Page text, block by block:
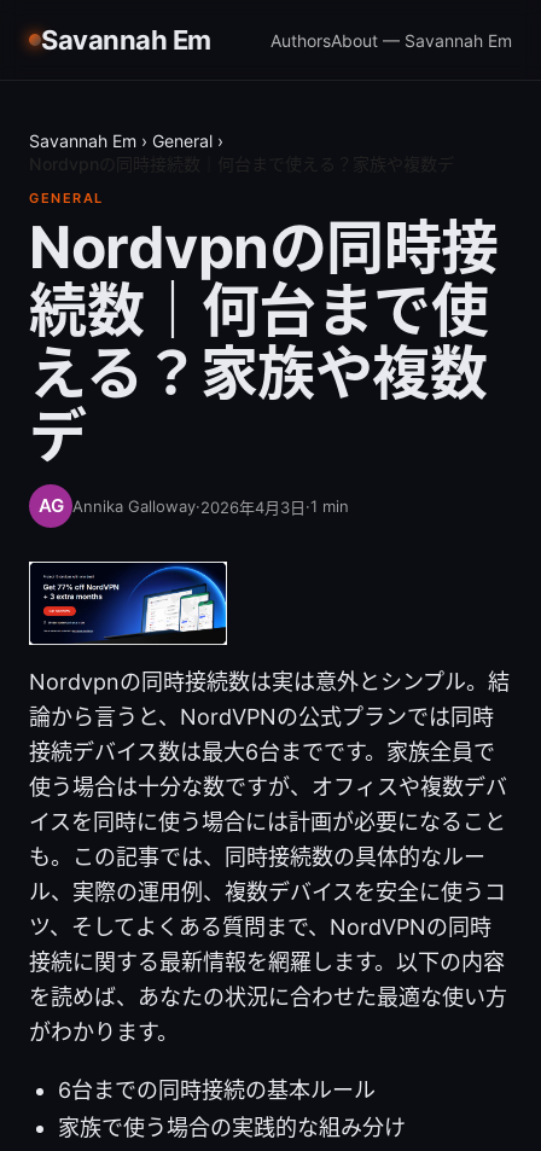
Savannah Em AuthorsAbout — Savannah Em
Savannah Em › General ›
GENERAL
Nordvpnの同時接
続数｜何台まで使
える？家族や複数
デ
Annika Galloway·2026年4月3日·1 min
Nordvpnの同時接続数は実は意外とシンプル。結
論から言うと、NordVPNの公式プランでは同時
接続デバイス数は最大6台までです。家族全員で
使う場合は十分な数ですが、オフィスや複数デバ
イスを同時に使う場合には計画が必要になること
も。この記事では、同時接続数の具体的なルー
ル、実際の運用例、複数デバイスを安全に使うコ
ツ、そしてよくある質問まで、NordVPNの同時
接続に関する最新情報を網羅します。以下の内容
を読めば、あなたの状況に合わせた最適な使い方
がわかります。
6台までの同時接続の基本ルール
家族で使う場合の実践的な組み分け